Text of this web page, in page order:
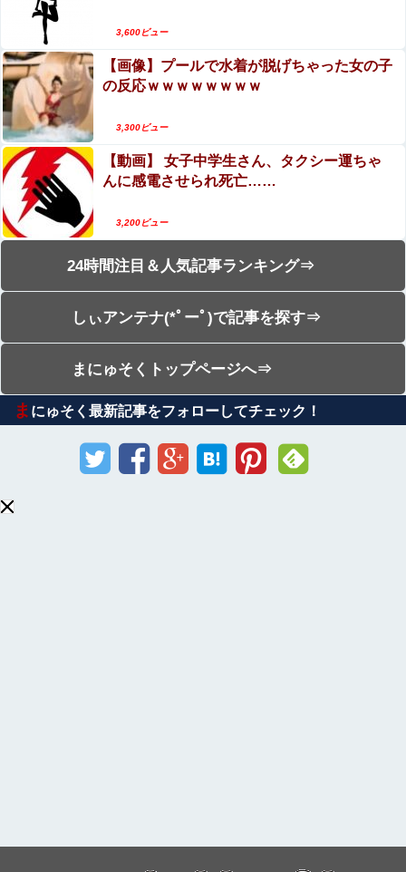
3,600ビュー
【画像】プールで水着が脱げちゃった女の子
の反応ｗｗｗｗｗｗｗｗ
3,300ビュー
【動画】 女子中学生さん、タクシー運ちゃ
んに感電させられ死亡……
3,200ビュー
24時間注目＆人気記事ランキング⇒
しぃアンテナ(*ﾟーﾟ)で記事を探す⇒
まにゅそくトップページへ⇒
ま にゅそく最新記事をフォローしてチェック！